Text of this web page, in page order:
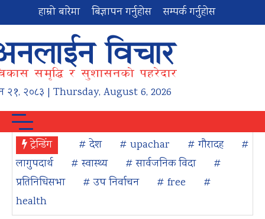
हाम्रो बारेमा बिज्ञापन गर्नुहोस सम्पर्क गर्नुहोस
२१, २०८३ | Thursday, August 6, 2026
ट्रेन्डिंग # देश # upachar # गौरादह
#
लागुपदार्थ
# स्वास्थ्य # सार्वजनिक विदा
#
प्रतिनिधिसभा
# उप निर्वाचन # free
#
health